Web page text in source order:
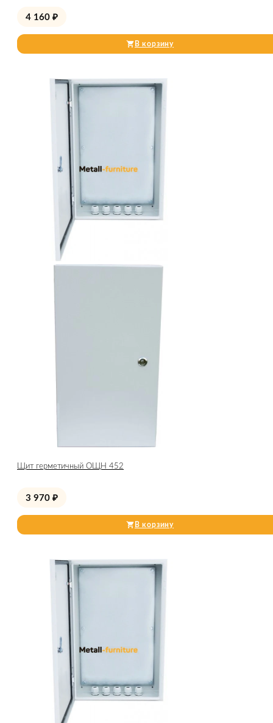
4 160 ₽
В корзину
Щит герметичный ОЩН 452
3 970 ₽
В корзину